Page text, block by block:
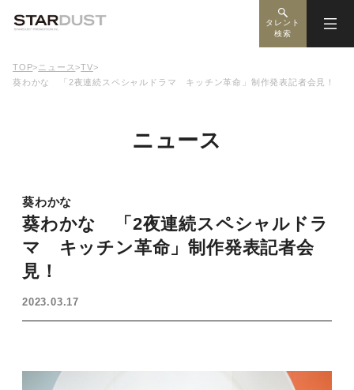
タレント
検索
TOP> ニュース>TV>
葵わかな 「2夜連続スペシャルドラマ キッチン革命」制作発表記者会見！
ニュース
葵わかな
葵わかな 「2夜連続スペシャルドラ
マ キッチン革命」制作発表記者会
見！
2023.03.17